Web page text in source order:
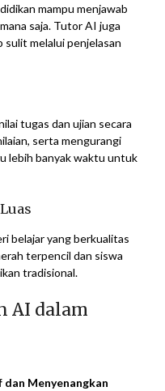
mampu menjawab
saja. Tutor AI juga
sulit melalui penjelasan
tugas dan ujian secara
serta mengurangi
lebih banyak waktu untuk
belajar yang berkualitas
terpencil dan siswa
tradisional.
AI dalam
Menyenangkan